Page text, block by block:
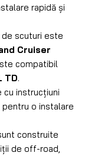
rapidă și
scuturi este
Cruiser
compatibil
TD.
cu instrucțiuni
o instalare
construite
de off-road,